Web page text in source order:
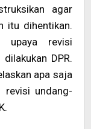
agar
itu dihentikan.
upaya revisi
DPR.
apa saja
revisi undang-